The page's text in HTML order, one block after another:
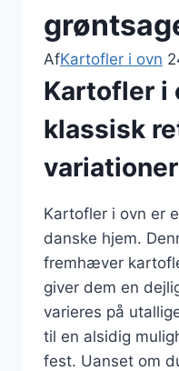
AfKartofler i ovn
Kartofler i
klassisk
variationer
Kartofler i ovn er
danske hjem.
fremhæver
giver dem en
varieres på
til en alsidig
fest. Uanset om